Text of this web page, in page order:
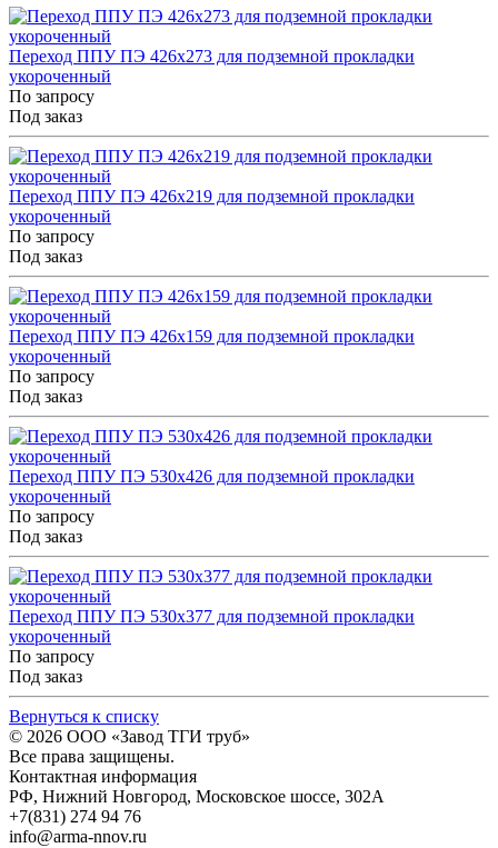
Переход ППУ ПЭ 426x273 для подземной прокладки
укороченный
По запросу
Под заказ
Переход ППУ ПЭ 426x219 для подземной прокладки
укороченный
По запросу
Под заказ
Переход ППУ ПЭ 426x159 для подземной прокладки
укороченный
По запросу
Под заказ
Переход ППУ ПЭ 530x426 для подземной прокладки
укороченный
По запросу
Под заказ
Переход ППУ ПЭ 530x377 для подземной прокладки
укороченный
По запросу
Под заказ
Вернуться к списку
© 2026 ООО «Завод ТГИ труб»
Все права защищены.
Контактная информация
РФ, Нижний Новгород, Московское шоссе, 302А
+7(831) 274 94 76
info@arma-nnov.ru